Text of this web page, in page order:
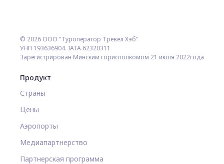
© 2026 ООО "Туроператор Тревел Хэб"
УНП 193636904. IATA 62320311
Зарегистрирован Минским горисполкомом 21 июля 2022года
Продукт
Страны
Цены
Аэропорты
Медиапартнерство
Партнерская программа